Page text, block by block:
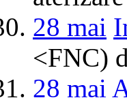
28 mai
<FNC)
28 mai